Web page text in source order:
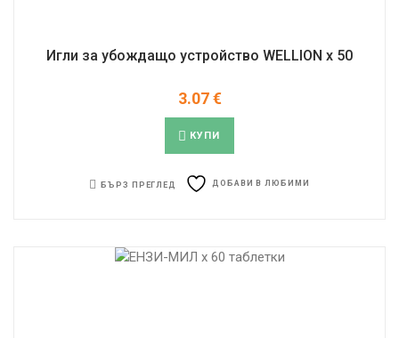
Игли за убождaщо устройство WELLION x 50
3.07€
КУПИ
БЪРЗ ПРЕГЛЕД ДОБАВИ В ЛЮБИМИ